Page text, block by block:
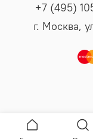
+7 (495)
г. Москва,